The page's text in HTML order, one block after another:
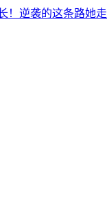
！逆袭的这条路她